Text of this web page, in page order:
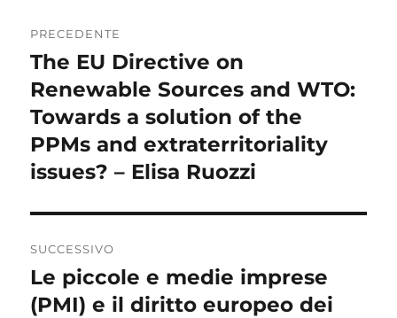
articoli
PRECEDENTE
Articolo
precedente:
The EU Directive on
Renewable Sources and WTO:
Towards a solution of the
PPMs and extraterritoriality
issues? – Elisa Ruozzi
SUCCESSIVO
Articolo
successivo:
Le piccole e medie imprese
(PMI) e il diritto europeo dei